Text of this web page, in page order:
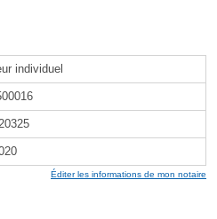
individuel
Éditer les informations de mon notaire